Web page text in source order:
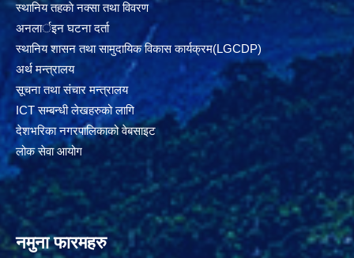
स्थानिय तहकाे नक्सा तथा विवरण
अनलार्इन घटना दर्ता
स्थानिय शासन तथा सामुदायिक विकास कार्यक्रम(LGCDP)
अर्थ मन्त्रालय
सूचना तथा संचार मन्त्रालय
ICT सम्बन्धी लेखहरुको लागि
देशभरिका नगरपालिकाको वेबसाइट
लोक सेवा आयोग
नमुना फारमहरु